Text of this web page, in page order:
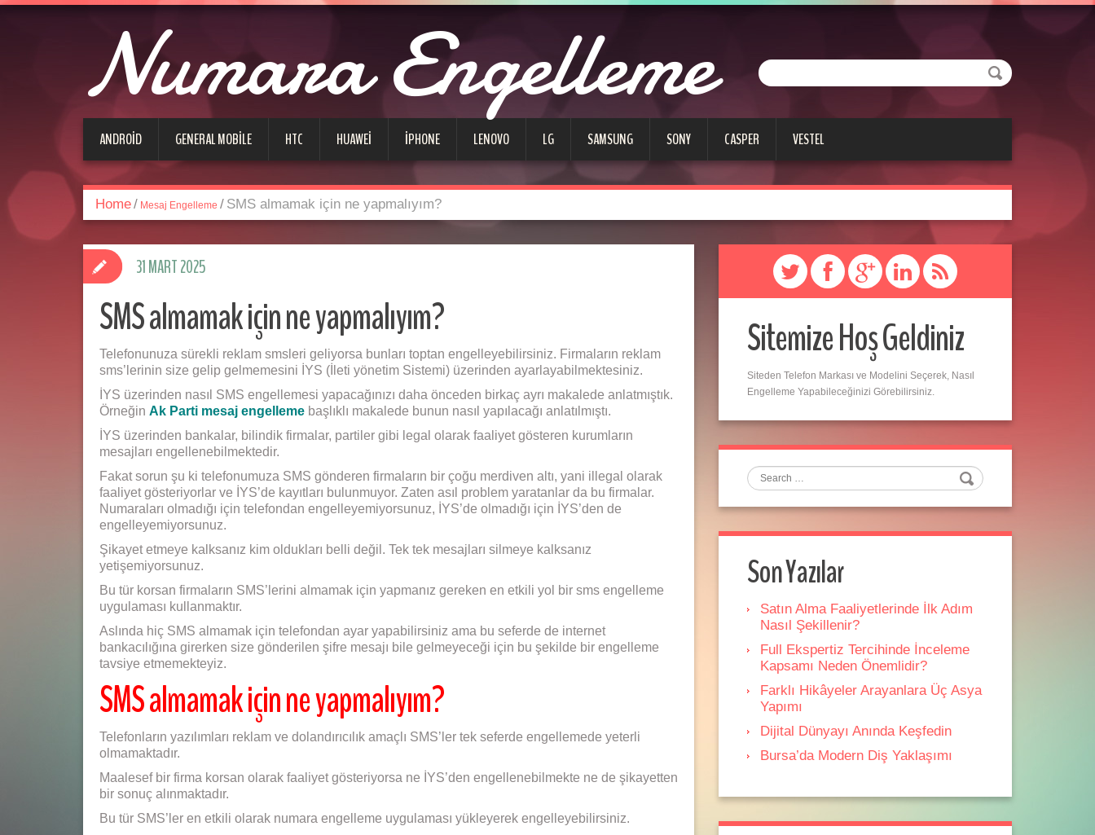
Numara Engelleme
ANDROID GENERAL MOBILE HTC HUAWEI IPHONE LENOVO LG SAMSUNG SONY CASPER VESTEL
Home/ Mesaj Engelleme / SMS almamak için ne yapmalıyım?
SMS almamak için ne yapmalıyım?
Telefonunuza sürekli reklam smsleri geliyorsa bunları toptan engelleyebilirsiniz. Firmaların reklam
sms’lerinin size gelip gelmemesini İYS (İleti yönetim Sistemi) üzerinden ayarlayabilmektesiniz.
İYS üzerinden nasıl SMS engellemesi yapacağınızı daha önceden birkaç ayrı makalede anlatmıştık.
Örneğin Ak Parti mesaj engelleme başlıklı makalede bunun nasıl yapılacağı anlatılmıştı.
İYS üzerinden bankalar, bilindik firmalar, partiler gibi legal olarak faaliyet gösteren kurumların
mesajları engellenebilmektedir.
Fakat sorun şu ki telefonumuza SMS gönderen firmaların bir çoğu merdiven altı, yani illegal olarak
faaliyet gösteriyorlar ve İYS’de kayıtları bulunmuyor. Zaten asıl problem yaratanlar da bu firmalar.
Numaraları olmadığı için telefondan engelleyemiyorsunuz, İYS’de olmadığı için İYS’den de
engelleyemiyorsunuz.
Şikayet etmeye kalksanız kim oldukları belli değil. Tek tek mesajları silmeye kalksanız
yetişemiyorsunuz.
Bu tür korsan firmaların SMS’lerini almamak için yapmanız gereken en etkili yol bir sms engelleme
uygulaması kullanmaktır.
Aslında hiç SMS almamak için telefondan ayar yapabilirsiniz ama bu seferde de internet
bankacılığına girerken size gönderilen şifre mesajı bile gelmeyeceği için bu şekilde bir engelleme
tavsiye etmemekteyiz.
SMS almamak için ne yapmalıyım?
Telefonların yazılımları reklam ve dolandırıcılık amaçlı SMS’ler tek seferde engellemede yeterli
olmamaktadır.
Maalesef bir firma korsan olarak faaliyet gösteriyorsa ne İYS’den engellenebilmekte ne de şikayetten
bir sonuç alınmaktadır.
Bu tür SMS’ler en etkili olarak numara engelleme uygulaması yükleyerek engelleyebilirsiniz.
31 MART 2025
Sitemize Hoş Geldiniz
Siteden Telefon Markası ve Modelini Seçerek, Nasıl
Engelleme Yapabileceğinizi Görebilirsiniz.
Search
Son Yazılar
Satın Alma Faaliyetlerinde İlk Adım
Nasıl Şekillenir?
Full Ekspertiz Tercihinde İnceleme
Kapsamı Neden Önemlidir?
Farklı Hikâyeler Arayanlara Üç Asya
Yapımı
Dijital Dünyayı Anında Keşfedin
Bursa’da Modern Diş Yaklaşımı